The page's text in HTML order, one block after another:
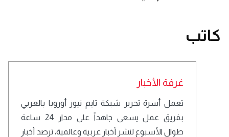
كاتب
غرفة الأخبار
تعمل أسرة تحرير شبكة تايم نيوز أوروبا بالعربي
بفريق عمل يسعى جاهداً على مدار 24 ساعة
طوال الأسبوع لنشر أخبار عربية وعالمية، ترصد أخبار